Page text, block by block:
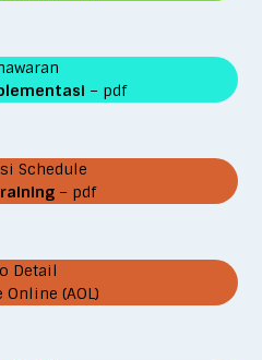
– pdf
Schedule
– pdf
Detail
(AOL)